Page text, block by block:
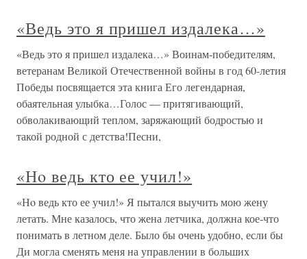
«Ведь это я пришел издалека…»
«Ведь это я пришел издалека…» Воинам-победителям,
ветеранам Великой Отечественной войны в год 60-летия
Победы посвящается эта книга Его легендарная,
обаятельная улыбка…Голос — притягивающий,
обволакивающий теплом, заряжающий бодростью и
такой родной с детства!Песни,
«Нo ведь кто ее учил!»
«Нo ведь кто ее учил!» Я пытался выучить мою жену
летать. Мне казалось, что жена летчика, должна кое-что
понимать в летном деле. Было бы очень удобно, если бы
Ди могла сменять меня на управлении в больших